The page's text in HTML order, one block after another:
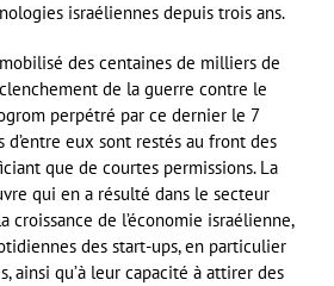
israéliennes depuis trois ans.
des centaines de milliers de
de la guerre contre le
perpétré par ce dernier le 7
d’entre eux sont restés au front des
que de courtes permissions. La
qui en a résulté dans le secteur
croissance de l’économie israélienne,
des start-ups, en particulier
ainsi qu’à leur capacité à attirer des